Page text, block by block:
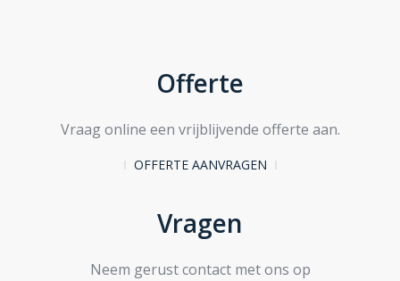
Offerte
Vraag online een vrijblijvende offerte aan.
OFFERTE AANVRAGEN
Vragen
Neem gerust contact met ons op